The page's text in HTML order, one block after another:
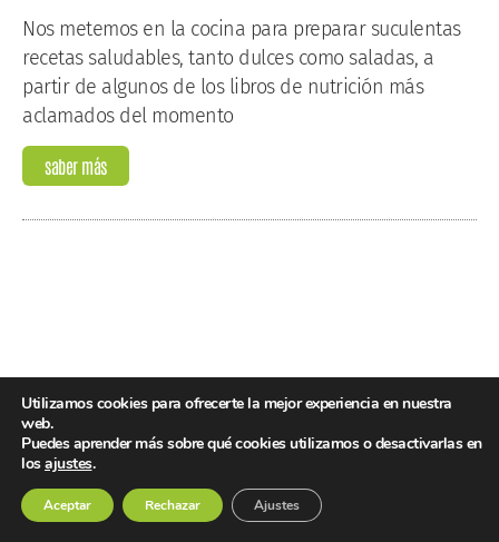
Nos metemos en la cocina para preparar suculentas
recetas saludables, tanto dulces como saladas, a
partir de algunos de los libros de nutrición más
aclamados del momento
saber más
Utilizamos cookies para ofrecerte la mejor experiencia en nuestra
web.
Puedes aprender más sobre qué cookies utilizamos o desactivarlas en
losajustes.
Aceptar Rechazar Ajustes